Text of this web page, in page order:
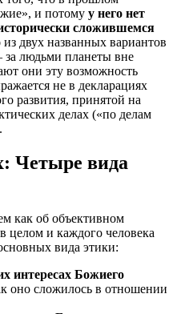
и потому у него нет
сложившемся
двух названных вариантов
людьми планеты вне
они эту возможность
не в декларациях
развития, принятой на
делах («по делам
Четыре вида
как об объективном
целом и каждого человека
вида этики:
интересах Божиего
оно сложилось в отношении